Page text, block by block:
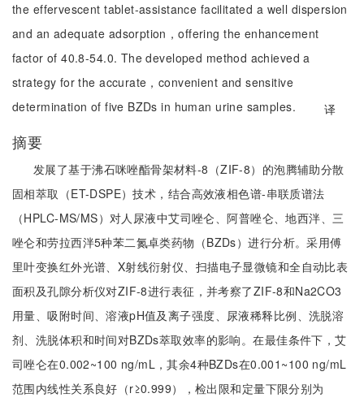
the effervescent tablet-assistance facilitated a well dispersion
and an adequate adsorption，offering the enhancement
factor of 40.8-54.0. The developed method achieved a
strategy for the accurate，convenient and sensitive
determination of five BZDs in human urine samples.
译
摘要
发展了基于沸石咪唑酯骨架材料-8（ZIF-8）的泡腾辅助分散
固相萃取（ET-DSPE）技术，结合高效液相色谱-串联质谱法
（HPLC-MS/MS）对人尿液中艾司唑仑、阿普唑仑、地西泮、三
唑仑和劳拉西泮5种苯二氮卓类药物（BZDs）进行分析。采用傅
里叶变换红外光谱、X射线衍射仪、扫描电子显微镜和全自动比表
面积及孔隙分析仪对ZIF-8进行表征，并考察了ZIF-8和Na2CO3
用量、吸附时间、溶液pH值及离子强度、尿液稀释比例、洗脱溶
剂、洗脱体积和时间对BZDs萃取效率的影响。在最佳条件下，艾
司唑仑在0.002~100 ng/mL，其余4种BZDs在0.001~100 ng/mL
范围内线性关系良好（r≥0.999），检出限和定量下限分别为